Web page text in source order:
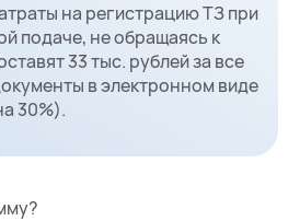
на регистрацию ТЗ при
подаче, не обращаясь к
33 тыс. рублей за все
в электронном виде
30%).